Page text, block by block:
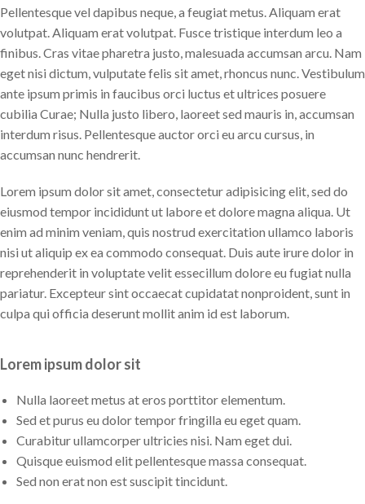
Pellentesque vel dapibus neque, a feugiat metus. Aliquam erat
volutpat. Aliquam erat volutpat. Fusce tristique interdum leo a
finibus. Cras vitae pharetra justo, malesuada accumsan arcu. Nam
eget nisi dictum, vulputate felis sit amet, rhoncus nunc. Vestibulum
ante ipsum primis in faucibus orci luctus et ultrices posuere
cubilia Curae; Nulla justo libero, laoreet sed mauris in, accumsan
interdum risus. Pellentesque auctor orci eu arcu cursus, in
accumsan nunc hendrerit.
Lorem ipsum dolor sit amet, consectetur adipisicing elit, sed do
eiusmod tempor incididunt ut labore et dolore magna aliqua. Ut
enim ad minim veniam, quis nostrud exercitation ullamco laboris
nisi ut aliquip ex ea commodo consequat. Duis aute irure dolor in
reprehenderit in voluptate velit essecillum dolore eu fugiat nulla
pariatur. Excepteur sint occaecat cupidatat nonproident, sunt in
culpa qui officia deserunt mollit anim id est laborum.
Lorem ipsum dolor sit
Nulla laoreet metus at eros porttitor elementum.
Sed et purus eu dolor tempor fringilla eu eget quam.
Curabitur ullamcorper ultricies nisi. Nam eget dui.
Quisque euismod elit pellentesque massa consequat.
Sed non erat non est suscipit tincidunt.